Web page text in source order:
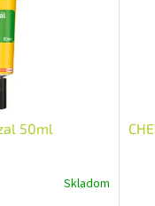
50ml
Skladom